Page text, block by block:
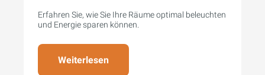
Erfahren Sie, wie Sie Ihre Räume optimal beleuchten
und Energie sparen können.
Weiterlesen